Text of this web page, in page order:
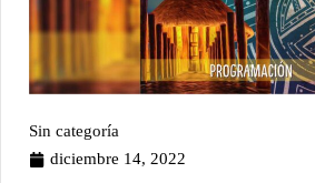
Sin categoría
diciembre 14, 2022